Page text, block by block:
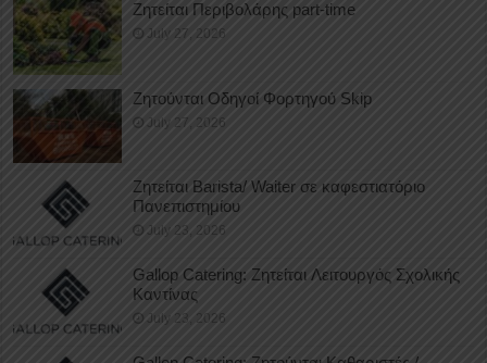
Ζητείται Περιβολάρης part-time
July 27, 2026
Ζητούνται Οδηγοί Φορτηγού Skip
July 27, 2026
Ζητείται Barista/ Waiter σε καφεστιατόριο
Πανεπιστημίου
July 23, 2026
Gallop Catering: Ζητείται Λειτουργός Σχολικής
Καντίνας
July 23, 2026